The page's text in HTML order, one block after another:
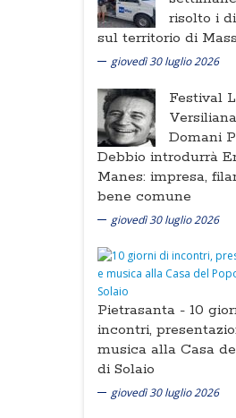
risolto i
sul territorio di
giovedì 30 luglio 2026
Festival
Domani
Debbio introdurrà
Manes: impresa,
bene comune
giovedì 30 luglio 2026
Pietrasanta - 10
incontri,
musica alla Casa
di Solaio
giovedì 30 luglio 2026